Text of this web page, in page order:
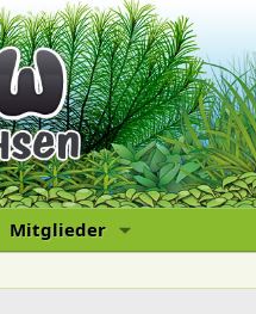
Mitglieder